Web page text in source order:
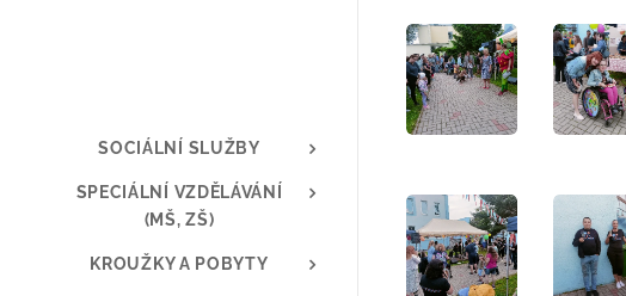
SOCIÁLNÍ SLUŽBY
SPECIÁLNÍ VZDĚLÁVÁNÍ
(MŠ, ZŠ)
KROUŽKY A POBYTY